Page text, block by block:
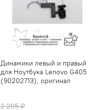
Динамики левый и правый
для Ноутбука Lenovo G405
(90202713), оригинал
2 205 ₽